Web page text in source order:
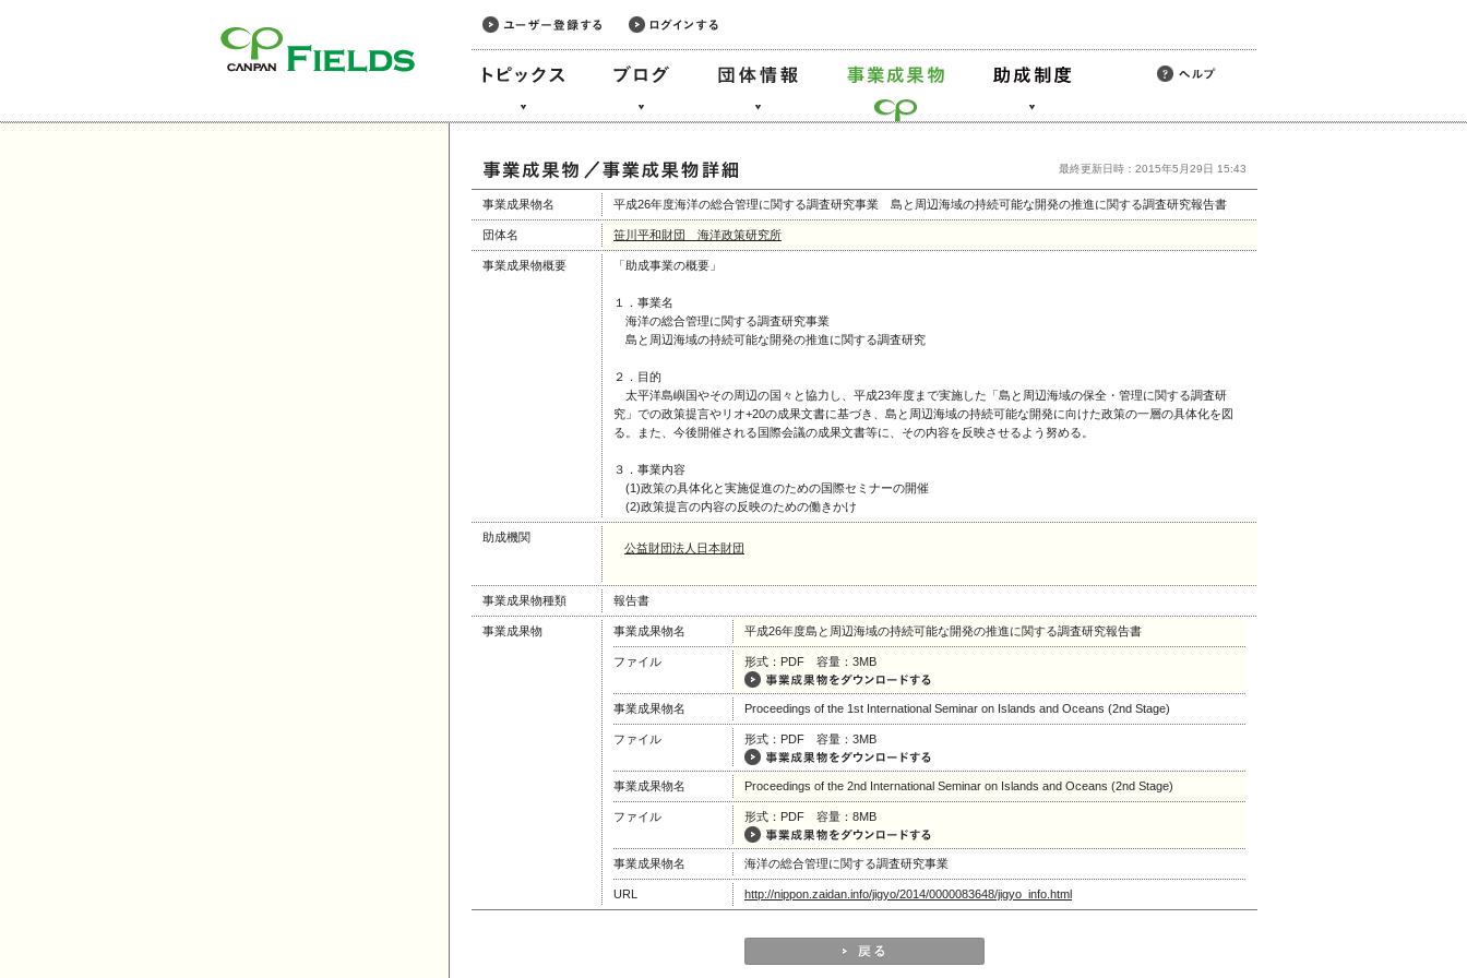
最終更新日時：2015年5月29日 15:43
事業成果物名 平成26年度海洋の総合管理に関する調査研究事業 島と周辺海域の持続可能な開発の推進に関する調査研究報告書
団体名 笹川平和財団 海洋政策研究所
事業成果物概要 「助成事業の概要」
１．事業名
海洋の総合管理に関する調査研究事業
島と周辺海域の持続可能な開発の推進に関する調査研究
２．目的
太平洋島嶼国やその周辺の国々と協力し、平成23年度まで実施した「島と周辺海域の保全・管理に関する調査研
究」での政策提言やリオ+20の成果文書に基づき、島と周辺海域の持続可能な開発に向けた政策の一層の具体化を図
る。また、今後開催される国際会議の成果文書等に、その内容を反映させるよう努める。
３．事業内容
(1)政策の具体化と実施促進のための国際セミナーの開催
(2)政策提言の内容の反映のための働きかけ
助成機関
公益財団法人日本財団
事業成果物種類 報告書
事業成果物 事業成果物名 平成26年度島と周辺海域の持続可能な開発の推進に関する調査研究報告書
ファイル 形式：PDF 容量：3MB
事業成果物名 Proceedings of the 1st International Seminar on Islands and Oceans (2nd Stage)
ファイル 形式：PDF 容量：3MB
事業成果物名 Proceedings of the 2nd International Seminar on Islands and Oceans (2nd Stage)
ファイル 形式：PDF 容量：8MB
事業成果物名 海洋の総合管理に関する調査研究事業
URL http://nippon.zaidan.info/jigyo/2014/0000083648/jigyo_info.html